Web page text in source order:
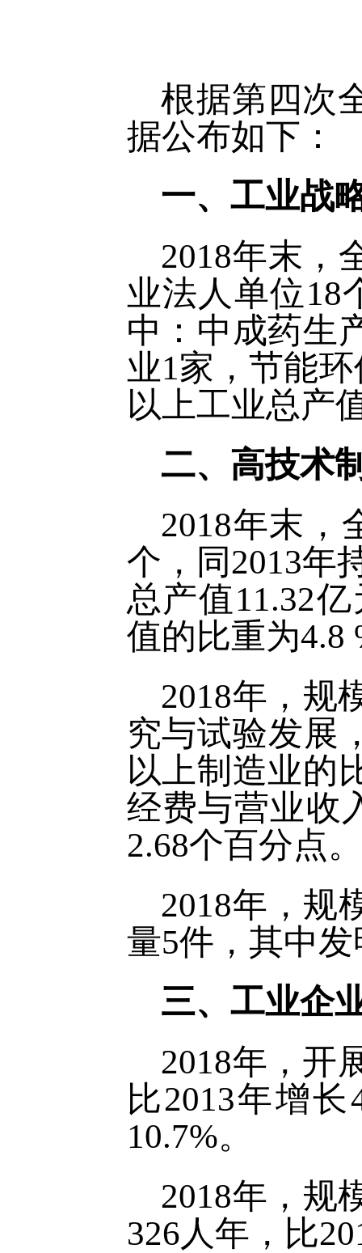
根据第四次
据公布如下：
一、工业战
2018年末，
业法人单位18
中：中成药生
业1家，节能
以上工业总产
二、高技术
2018年末，
个，同2013年
总产值11.32
值的比重为4.8
2018年，规
究与试验发展
以上制造业的
经费与营业收
2.68个百分点。
2018年，规
量5件，其中
三、工业企
2018年，开
比2013年增
10.7%。
2018年，规
326人年，比